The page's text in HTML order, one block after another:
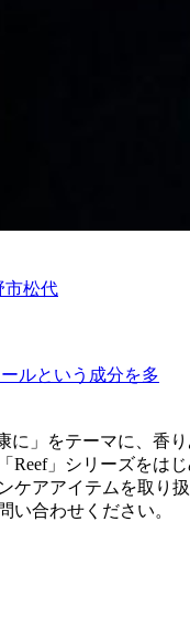
市松代
ルという成分を多
に」をテーマに、香
Reef」シリーズをは
ケアアイテムを取り
い合わせください。